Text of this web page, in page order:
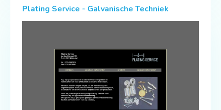
Plating Service - Galvanische Techniek